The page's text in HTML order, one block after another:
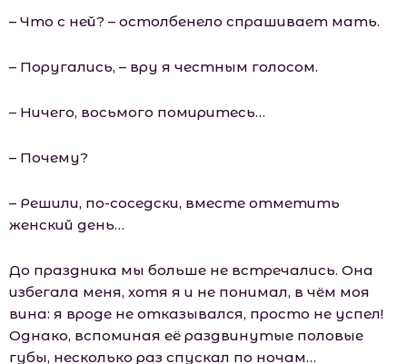
– Что с ней? – остолбенело спрашивает мать.
– Поругались, – вру я честным голосом.
– Ничего, восьмого помиритесь…
– Почему?
– Решили, по-соседски, вместе отметить
женский день…
До праздника мы больше не встречались. Она
избегала меня, хотя я и не понимал, в чём моя
вина: я вроде не отказывался, просто не успел!
Однако, вспоминая её раздвинутые половые
губы, несколько раз спускал по ночам…